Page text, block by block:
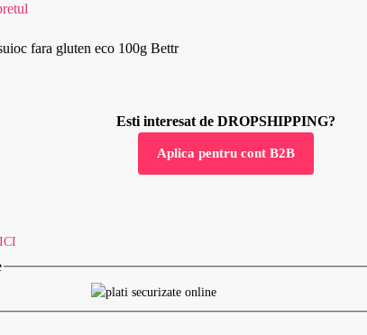
fara gluten eco 100g Bettr
Esti interesat de DROPSHIPPING?
Aplica pentru cont B2B